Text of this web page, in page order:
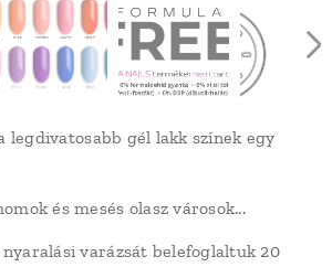
legdivatosabb gél lakk színek egy
és mesés olasz városok...
nyaralási varázsát belefoglaltuk 20